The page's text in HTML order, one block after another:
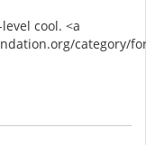
cool. <a
category/